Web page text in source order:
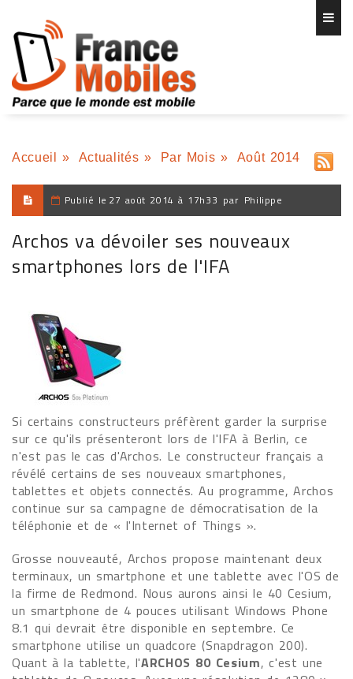
Accueil » Actualités » Par Mois » Août 2014
Publié le 27 août 2014 à 17h33 par Philippe
Archos va dévoiler ses nouveaux
smartphones lors de l'IFA
Si certains constructeurs préfèrent garder la surprise
sur ce qu'ils présenteront lors de l'IFA à Berlin, ce
n'est pas le cas d'Archos. Le constructeur français a
révélé certains de ses nouveaux smartphones,
tablettes et objets connectés. Au programme, Archos
continue sur sa campagne de démocratisation de la
téléphonie et de « l'Internet of Things ».
Grosse nouveauté, Archos propose maintenant deux
terminaux, un smartphone et une tablette avec l'OS de
la firme de Redmond. Nous aurons ainsi le 40 Cesium,
un smartphone de 4 pouces utilisant Windows Phone
8.1 qui devrait être disponible en septembre. Ce
smartphone utilise un quadcore (Snapdragon 200).
Quant à la tablette, l'ARCHOS 80 Cesium, c'est une